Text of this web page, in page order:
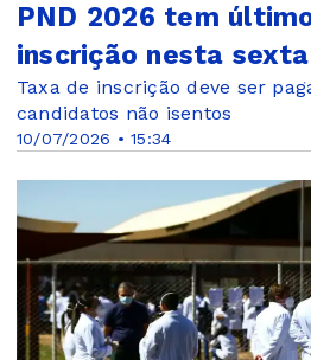
10/07/2026 • 15:34
PND 2026 tem
inscrição nesta
Taxa de inscrição deve ser
candidatos não isentos